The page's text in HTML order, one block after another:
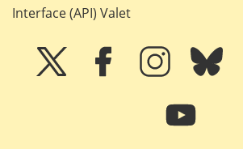
Interface (API) Valet